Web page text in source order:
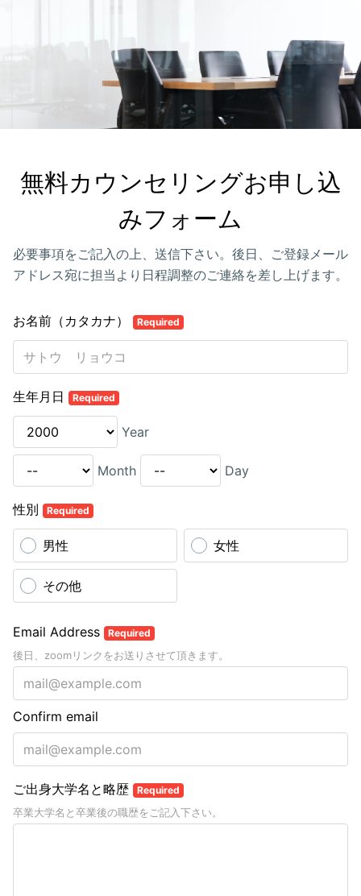
無料カウンセリングお申し込
みフォーム
必要事項をご記入の上、送信下さい。後日、ご登録メール
アドレス宛に担当より日程調整のご連絡を差し上げます。
お名前（カタカナ） Required
生年月日 Required
Year
Month Day
性別 Required
男性 女性
その他
Email Address Required
後日、zoomリンクをお送りさせて頂きます。
Confirm email
ご出身大学名と略歴 Required
卒業大学名と卒業後の職歴をご記入下さい。